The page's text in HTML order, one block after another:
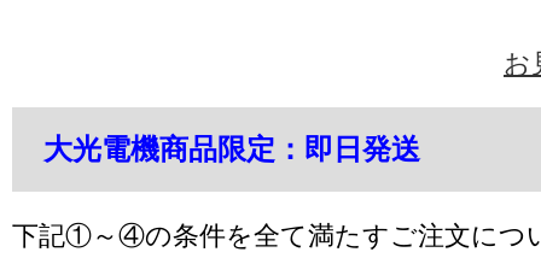
お
大光電機商品限定：即日発送
下記①～④の条件を全て満たすご注文につ